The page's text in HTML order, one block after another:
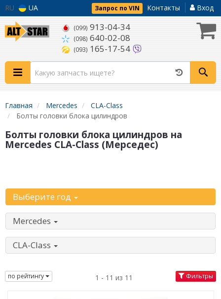
RU UA Запрос по VIN Контакты Вход
(099) 913-04-34
(098) 640-02-08
(093) 165-17-54
Главная Mercedes
CLA-Class
Болты головки блока цилиндров
Болты головки блока цилиндров на
Mercedes CLA-Class (Мерседес)
Выберите год
Mercedes
CLA-Class
по рейтингу 1 - 11 из 11 Фильтры